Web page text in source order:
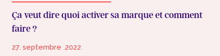
Ça veut dire quoi activer sa marque et comment
faire ?
27. septembre .2022